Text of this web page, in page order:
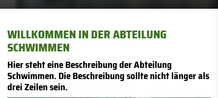
WILLKOMMEN IN DER ABTEILUNG
SCHWIMMEN
Hier steht eine Beschreibung der Abteilung
Schwimmen. Die Beschreibung sollte nicht länger als
drei Zeilen sein.